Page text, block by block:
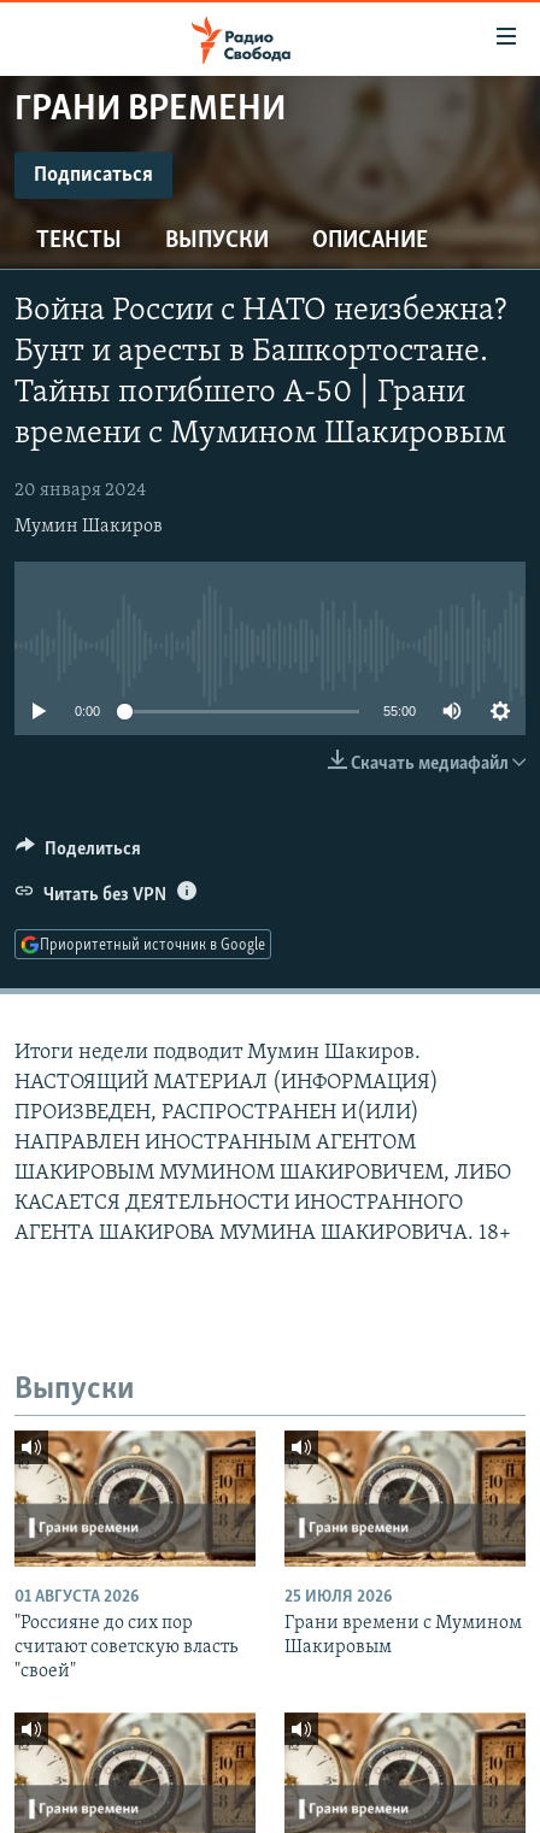
упрощенного
Вернуться
основному
содержанию
Вернутся
главной
навигации
поиску
ПРОГРАММЫ
ПОДКАСТЫ
МНЕНИЯ
КУЛЬТУРА
IDEL.РЕАЛИИ
КАВКАЗ.РЕАЛИИ
СИБИРЬ.РЕАЛИИ
РАСПИСАНИЕ ВЕЩАНИЯ
ГРАНИ ВРЕМЕНИ
Подписаться
ПОДПИСАТЬСЯ
CastBox
Подписаться
ТЕКСТЫ ВЫПУСКИ ОПИСАНИЕ
Война России с НАТО неизбежна?
Бунт и аресты в Башкортостане.
Тайны погибшего А-50 | Грани
времени с Мумином Шакировым
20 января 2024
Мумин Шакиров
0:00 55:00
Скачать медиафайл
Поделиться
Читать без VPN
Приоритетный источник в Google
Итоги недели подводит Мумин Шакиров.
НАСТОЯЩИЙ МАТЕРИАЛ (ИНФОРМАЦИЯ)
ПРОИЗВЕДЕН, РАСПРОСТРАНЕН И(ИЛИ)
НАПРАВЛЕН ИНОСТРАННЫМ АГЕНТОМ
ШАКИРОВЫМ МУМИНОМ ШАКИРОВИЧЕМ, ЛИБО
КАСАЕТСЯ ДЕЯТЕЛЬНОСТИ ИНОСТРАННОГО
АГЕНТА ШАКИРОВА МУМИНА ШАКИРОВИЧА. 18+
Выпуски
01 АВГУСТА 2026
"Россияне до сих пор
считают советскую власть
"своей"
25 ИЮЛЯ 2026
Грани времени с Мумином
Шакировым